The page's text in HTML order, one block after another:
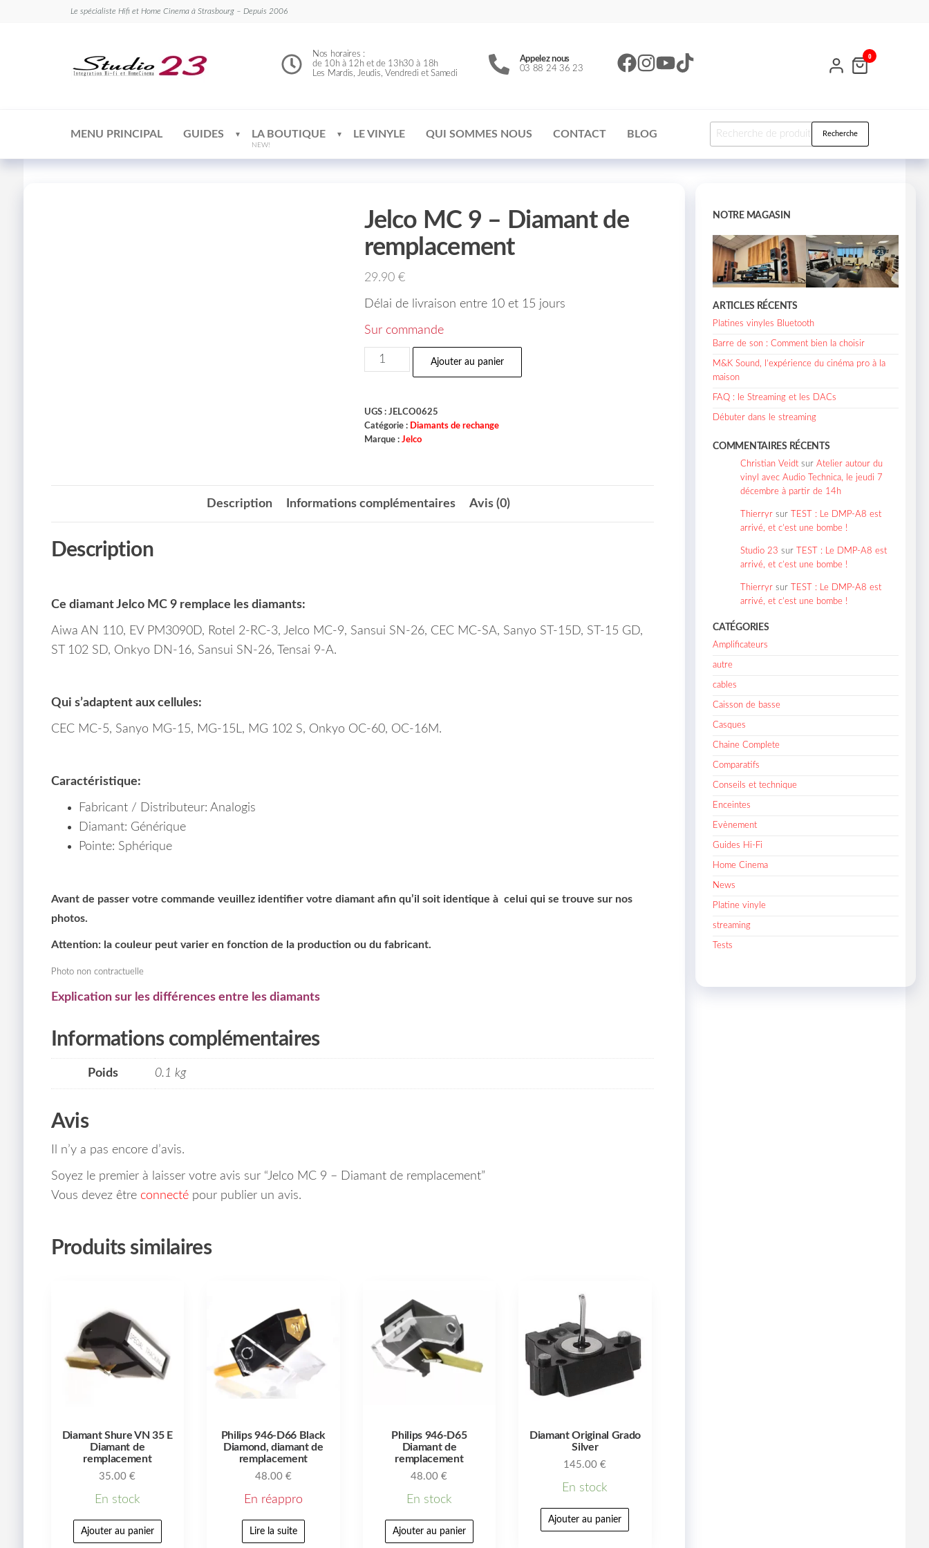
Le spécialiste Hifi et Home Cinema à Strasbourg – Depuis 2006
Nos horaires :
de 10h à 12h et de 13h30 à 18h
Les Mardis, Jeudis, Vendredi et Samedi
Appelez nous
03 88 24 36 23
0
MENU PRINCIPAL GUIDES LA BOUTIQUE
NEW!
LE VINYLE QUI SOMMES NOUS CONTACT BLOG Recherche
Jelco MC 9 – Diamant de
remplacement
29.90€
Délai de livraison entre 10 et 15 jours
Sur commande
Ajouter au panier
UGS :JELCO0625
Catégorie : Diamants de rechange
Marque :Jelco
Description Informations complémentaires Avis (0)
Description
Ce diamant Jelco MC 9 remplace les diamants:
Aiwa AN 110, EV PM3090D, Rotel 2-RC-3, Jelco MC-9, Sansui SN-26, CEC MC-SA, Sanyo ST-15D, ST-15 GD,
ST 102 SD, Onkyo DN-16, Sansui SN-26, Tensai 9-A.
Qui s’adaptent aux cellules:
CEC MC-5, Sanyo MG-15, MG-15L, MG 102 S, Onkyo OC-60, OC-16M.
Caractéristique:
Fabricant / Distributeur: Analogis
Diamant: Générique
Pointe: Sphérique
Avant de passer votre commande veuillez identifier votre diamant afin qu’il soit identique à celui qui se trouve sur nos
photos.
Attention: la couleur peut varier en fonction de la production ou du fabricant.
Photo non contractuelle
Explication sur les différences entre les diamants
Informations complémentaires
Poids 0.1 kg
Avis
Il n’y a pas encore d’avis.
Soyez le premier à laisser votre avis sur “Jelco MC 9 – Diamant de remplacement”
Vous devez être connectépour publier un avis.
Produits similaires
Diamant Shure VN 35 E
Diamant de
remplacement
35.00€
En stock
Ajouter au panier
Philips 946-D66 Black
Diamond, diamant de
remplacement
48.00 €
En réappro
Lire la suite
Philips 946-D65
Diamant de
remplacement
48.00€
En stock
Ajouter au panier
Diamant Original Grado
Silver
145.00€
En stock
Ajouter au panier
NOTRE MAGASIN
ARTICLES RÉCENTS
Platines vinyles Bluetooth
Barre de son : Comment bien la choisir
M&K Sound, l’expérience du cinéma pro à la
maison
FAQ : le Streaming et les DACs
Débuter dans le streaming
COMMENTAIRES RÉCENTS
Christian Veidt surAtelier autour du
vinyl avec Audio Technica, le jeudi 7
décembre à partir de 14h
Thierryr sur
TEST : Le DMP-A8 est
arrivé, et c’est une bombe !
Studio 23 sur
TEST : Le DMP-A8 est
arrivé, et c’est une bombe !
Thierryr sur
TEST : Le DMP-A8 est
arrivé, et c’est une bombe !
CATÉGORIES
Amplificateurs
autre
cables
Caisson de basse
Casques
Chaine Complete
Comparatifs
Conseils et technique
Enceintes
Evènement
Guides Hi-Fi
Home Cinema
News
Platine vinyle
streaming
Tests